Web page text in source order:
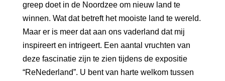
greep doet in de Noordzee om nieuw land te
winnen. Wat dat betreft het mooiste land te wereld.
Maar er is meer dat aan ons vaderland dat mij
inspireert en intrigeert. Een aantal vruchten van
deze fascinatie zijn te zien tijdens de expositie
“ReNederland”. U bent van harte welkom tussen